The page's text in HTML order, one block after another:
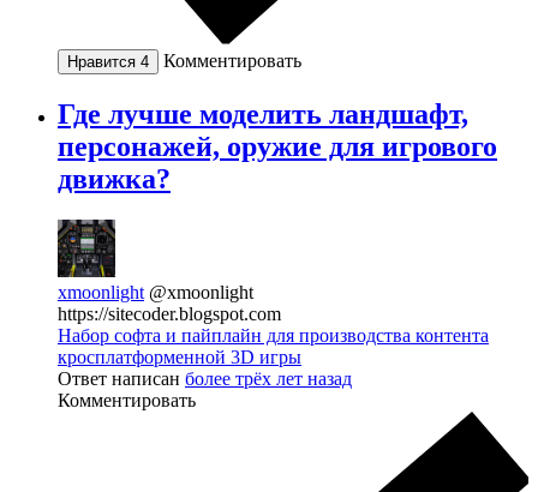
Нравится 4 Комментировать
Где лучше моделить ландшафт,
персонажей, оружие для игрового
движка?
xmoonlight @xmoonlight
https://sitecoder.blogspot.com
Набор софта и пайплайн для производства контента
кросплатформенной 3D игры
Ответ написан более трёх лет назад
Комментировать